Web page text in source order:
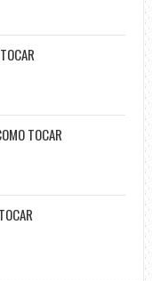
TOCAR